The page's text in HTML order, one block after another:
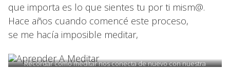
que importa es lo que sientes tu por ti mism@.
Hace años cuando comencé este proceso,
se me hacía imposible meditar,
Recordar como meditar nos conecta de nuevo con nuestra